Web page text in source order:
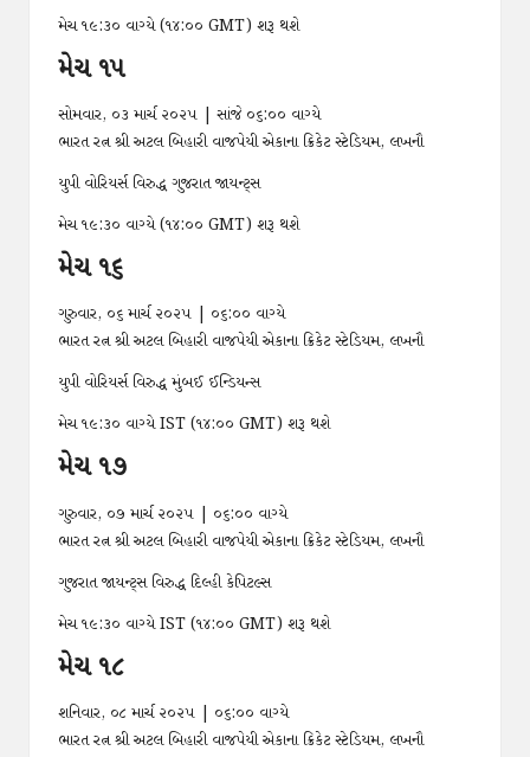
મેચ ૧૯:૩૦ વાગ્યે (૧૪:૦૦ GMT) શરૂ થશે
મેચ ૧૫
સોમવાર, ૦૩ માર્ચ ૨૦૨૫ | સાંજે ૦૬:૦૦ વાગ્યે
ભારત રત્ન શ્રી અટલ બિહારી વાજપેયી એકાના ક્રિકેટ સ્ટેડિયમ, લખનૌ
યુપી વોરિયર્સ વિરુદ્ધ ગુજરાત જાયન્ટ્સ
મેચ ૧૯:૩૦ વાગ્યે (૧૪:૦૦ GMT) શરૂ થશે
મેચ ૧૬
ગુરુવાર, ૦૬ માર્ચ ૨૦૨૫ | ૦૬:૦૦ વાગ્યે
ભારત રત્ન શ્રી અટલ બિહારી વાજપેયી એકાના ક્રિકેટ સ્ટેડિયમ, લખનૌ
યુપી વોરિયર્સ વિરુદ્ધ મુંબઈ ઈન્ડિયન્સ
મેચ ૧૯:૩૦ વાગ્યે IST (૧૪:૦૦ GMT) શરૂ થશે
મેચ ૧૭
ગુરુવાર, ૦૭ માર્ચ ૨૦૨૫ | ૦૬:૦૦ વાગ્યે
ભારત રત્ન શ્રી અટલ બિહારી વાજપેયી એકાના ક્રિકેટ સ્ટેડિયમ, લખનૌ
ગુજરાત જાયન્ટ્સ વિરુદ્ધ દિલ્હી કેપિટલ્સ
મેચ ૧૯:૩૦ વાગ્યે IST (૧૪:૦૦ GMT) શરૂ થશે
મેચ ૧૮
શનિવાર, ૦૮ માર્ચ ૨૦૨૫ | ૦૬:૦૦ વાગ્યે
ભારત રત્ન શ્રી અટલ બિહારી વાજપેયી એકાના ક્રિકેટ સ્ટેડિયમ, લખનૌ